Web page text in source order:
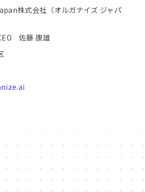
株式会社（オルガナイズ ジャパ
佐藤 康雄